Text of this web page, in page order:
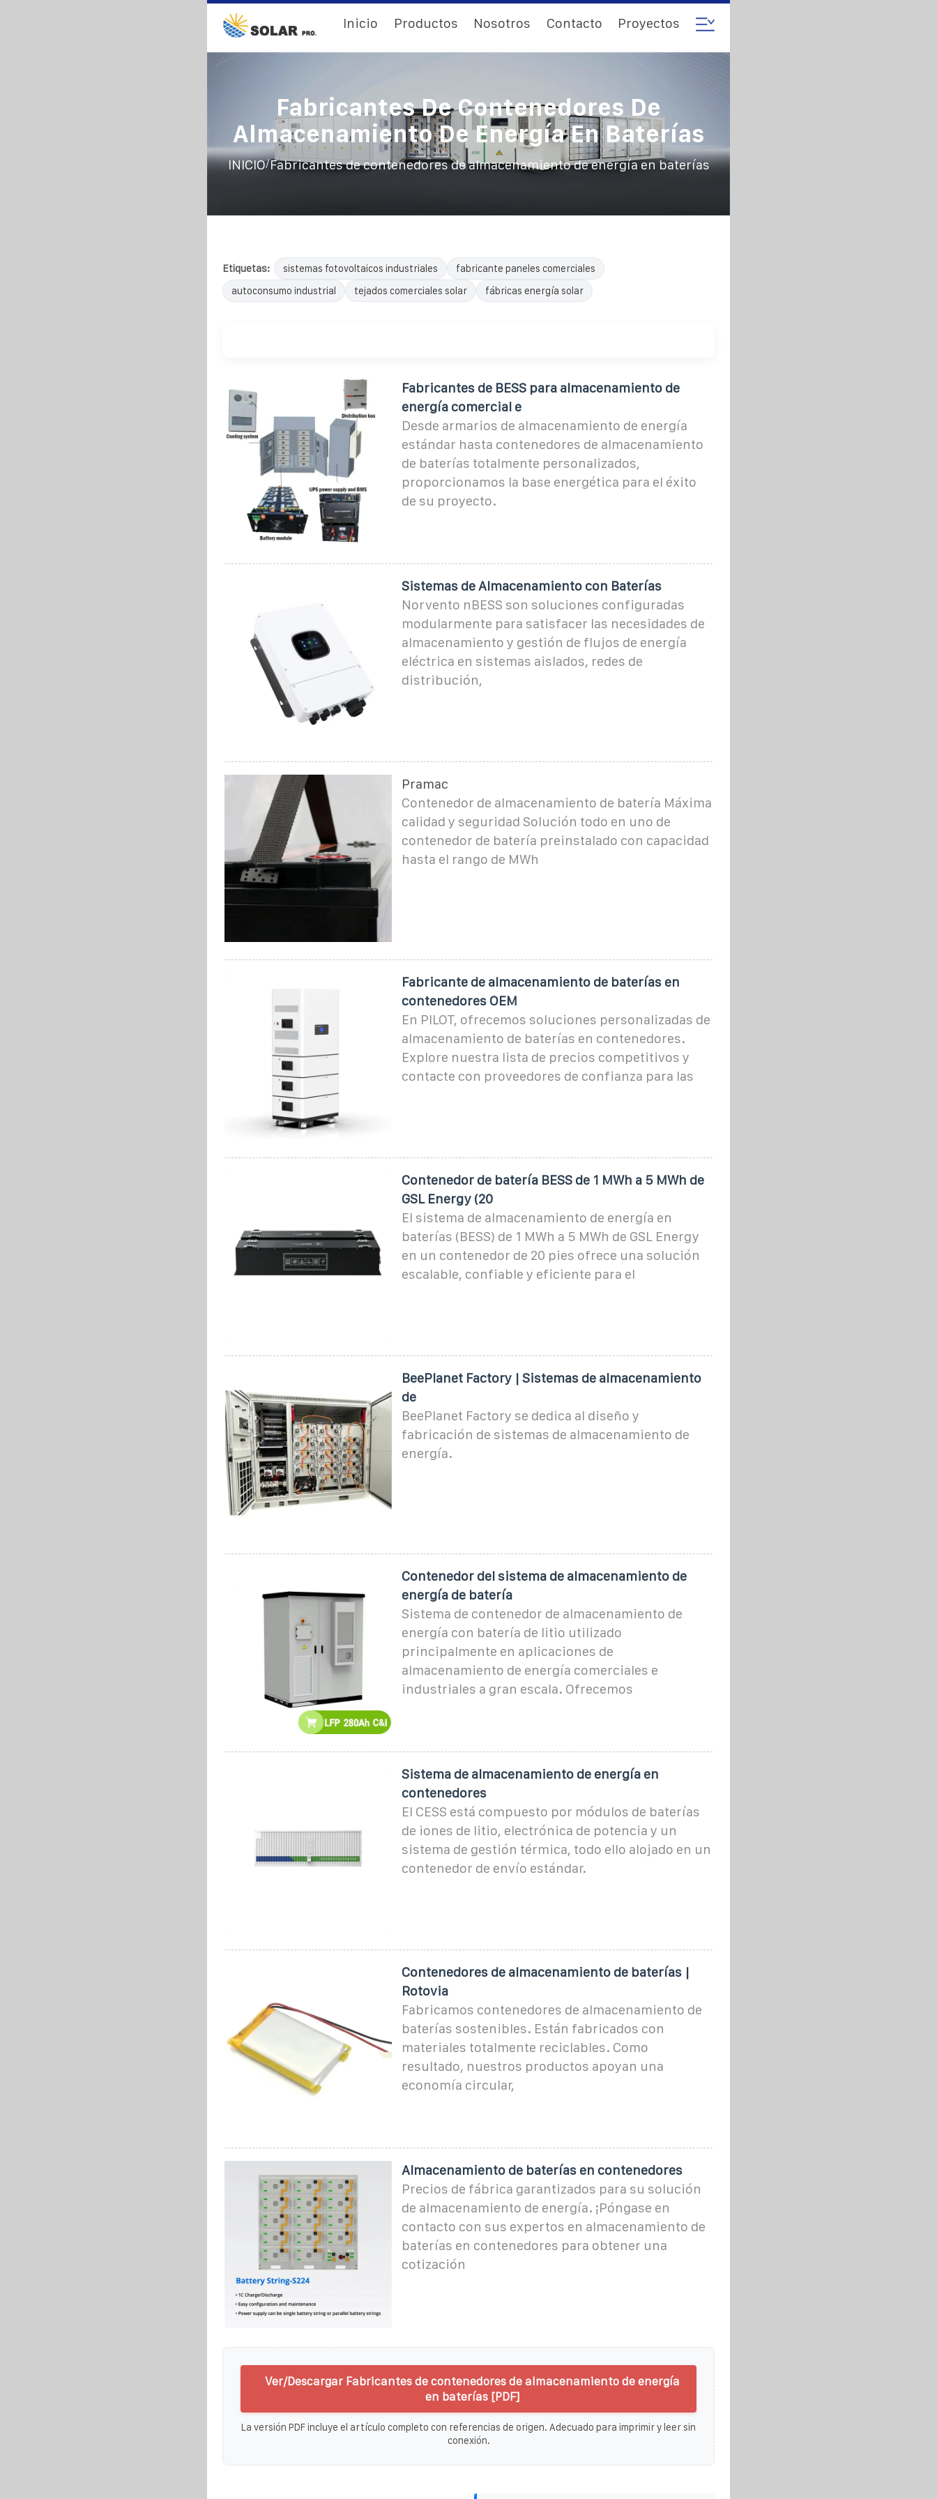
Inicio Productos Nosotros Contacto Proyectos
Fabricantes De Contenedores De
Almacenamiento De Energía En Baterías
INICIO/Fabricantes de contenedores de almacenamiento de energía en baterías
Etiquetas: sistemas fotovoltaicos industriales
fabricante paneles comerciales
autoconsumo industrial
tejados comerciales solar fábricas energía solar
Fabricantes de BESS para almacenamiento de
energía comercial e
Desde armarios de almacenamiento de energía
estándar hasta contenedores de almacenamiento
de baterías totalmente personalizados,
proporcionamos la base energética para el éxito
de su proyecto.
Sistemas de Almacenamiento con Baterías
Norvento nBESS son soluciones configuradas
modularmente para satisfacer las necesidades de
almacenamiento y gestión de flujos de energía
eléctrica en sistemas aislados, redes de
distribución,
Pramac
Contenedor de almacenamiento de batería Máxima
calidad y seguridad Solución todo en uno de
contenedor de batería preinstalado con capacidad
hasta el rango de MWh
Fabricante de almacenamiento de baterías en
contenedores OEM
En PILOT, ofrecemos soluciones personalizadas de
almacenamiento de baterías en contenedores.
Explore nuestra lista de precios competitivos y
contacte con proveedores de confianza para las
Contenedor de batería BESS de 1 MWh a 5 MWh de
GSL Energy (20
El sistema de almacenamiento de energía en
baterías (BESS) de 1 MWh a 5 MWh de GSL Energy
en un contenedor de 20 pies ofrece una solución
escalable, confiable y eficiente para el
BeePlanet Factory | Sistemas de almacenamiento
de
BeePlanet Factory se dedica al diseño y
fabricación de sistemas de almacenamiento de
energía.
Contenedor del sistema de almacenamiento de
energía de batería
Sistema de contenedor de almacenamiento de
energía con batería de litio utilizado
principalmente en aplicaciones de
almacenamiento de energía comerciales e
industriales a gran escala. Ofrecemos
Sistema de almacenamiento de energía en
contenedores
El CESS está compuesto por módulos de baterías
de iones de litio, electrónica de potencia y un
sistema de gestión térmica, todo ello alojado en un
contenedor de envío estándar.
Contenedores de almacenamiento de baterías |
Rotovia
Fabricamos contenedores de almacenamiento de
baterías sostenibles. Están fabricados con
materiales totalmente reciclables. Como
resultado, nuestros productos apoyan una
economía circular,
Almacenamiento de baterías en contenedores
Precios de fábrica garantizados para su solución
de almacenamiento de energía. ¡Póngase en
contacto con sus expertos en almacenamiento de
baterías en contenedores para obtener una
cotización
Ver/Descargar Fabricantes de contenedores de almacenamiento de energía
en baterías [PDF]
La versión PDF incluye el artículo completo con referencias de origen. Adecuado para imprimir y leer sin
conexión.